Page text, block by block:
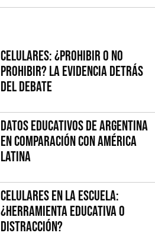
Celulares: ¿prohibir o no
prohibir? La evidencia detrás
del debate
Datos educativos de Argentina
en comparación con América
Latina
Celulares en la escuela:
¿herramienta educativa o
distracción?